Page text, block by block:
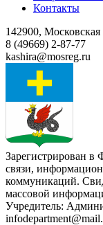
Контакты
142900,
8 (49669) 2-87-77
kashira@mosreg.ru
Зарегистрирован в
связи,
коммуникаций.
массовой
Учредитель: